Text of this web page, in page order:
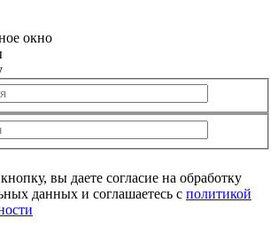
вы даете согласие на обработку
данных и соглашаетесь с политикой